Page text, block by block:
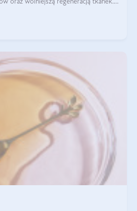
oraz wolniejszą regeneracją tkanek.